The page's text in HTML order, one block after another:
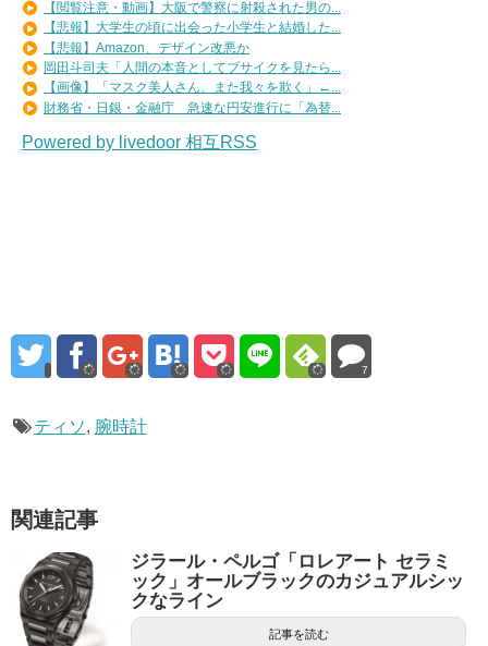
【閲覧注意・動画】大阪で警察に射殺された男の...
【悲報】大学生の頃に出会った小学生と結婚した...
【悲報】Amazon、デザイン改悪か
岡田斗司夫「人間の本音としてブサイクを見たら...
【画像】「マスク美人さん、また我々を欺く」←...
財務省・日銀・金融庁 急速な円安進行に「為替...
Powered by livedoor 相互RSS
7
ティソ, 腕時計
関連記事
ジラール・ペルゴ「ロレアート セラミ
ック」オールブラックのカジュアルシッ
クなライン
記事を読む